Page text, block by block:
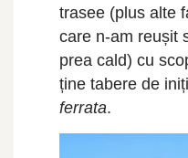
trasee (plus alte
care n-am reușit
prea cald) cu
ține tabere de
ferrata.